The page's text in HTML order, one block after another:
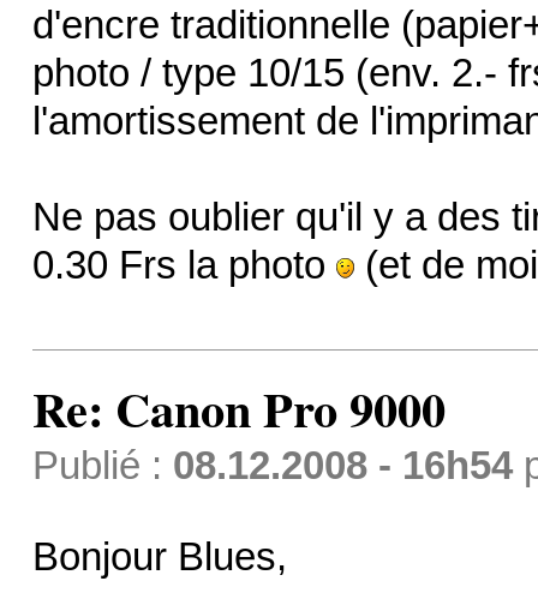
d'encre traditionnelle
photo / type 10/15 (env. 2.-
l'amortissement de
Ne pas oublier qu'il y a des
0.30 Frs la photo
(et de
Re: Canon Pro 9000
Publié : 08.12.2008 - 16h54
Bonjour Blues,